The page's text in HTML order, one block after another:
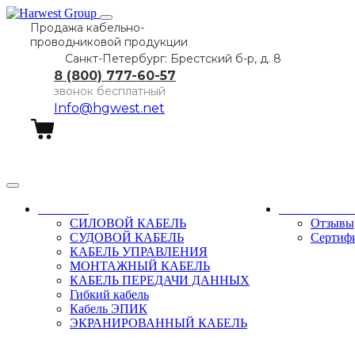
Продажа кабельно-
проводниковой продукции
Санкт-Петербург: Брестский б-р, д. 8
8 (800) 777-60-57
звонок бесплатный
Info@hgwest.net
СИЛОВОЙ КАБЕЛЬ
СУДОВОЙ КАБЕЛЬ
КАБЕЛЬ УПРАВЛЕНИЯ
МОНТАЖНЫЙ КАБЕЛЬ
КАБЕЛЬ ПЕРЕДАЧИ ДАННЫХ
Гибкий кабель
Кабель ЭПИК
ЭКРАНИРОВАННЫЙ КАБЕЛЬ
Отзывы